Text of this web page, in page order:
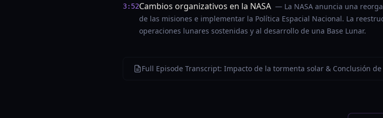
3:52Cambios organizativos en la NASA — La NASA anuncia una
de las misiones e implementar la Política Espacial Nacional. La
operaciones lunares sostenidas y al desarrollo de una Base Lunar.
Full Episode Transcript: Impacto de la tormenta solar & Conclusión de